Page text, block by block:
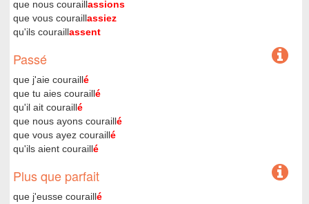
que nous couraillassions
que vous couraillassiez
qu'ils couraillassent
Passé
que j'aie couraillé
que tu aies couraillé
qu'il ait couraillé
que nous ayons couraillé
que vous ayez couraillé
qu'ils aient couraillé
Plus que parfait
que j'eusse couraillé